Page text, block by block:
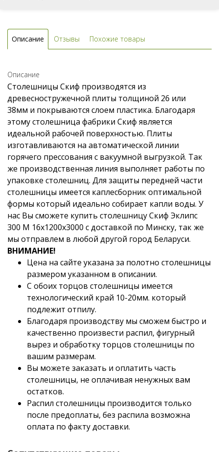
Описание Отзывы Похожие товары
Описание
Столешницы Скиф производятся из
древесностружечной плиты толщиной 26 или
38мм и покрываются слоем пластика. Благодаря
этому столешница фабрики Скиф является
идеальной рабочей поверхностью. Плиты
изготавливаются на автоматической линии
горячего прессования с вакуумной выгрузкой. Так
же производственная линия выполняет работы по
упаковке столешниц. Для защиты передней части
столешницы имеется каплесборник оптимальной
формы который идеально собирает капли воды. У
нас Вы сможете купить столешницу Скиф Эклипс
300 M 16x1200x3000 с доставкой по Минску, так же
мы отправлем в любой другой город Беларуси.
ВНИМАНИЕ!
Цена на сайте указана за полотно столешницы
размером указанном в описании.
С обоих торцов столешницы имеется
технологический край 10-20мм. который
подлежит отпилу.
Благодаря производству мы сможем быстро и
качественно произвести распил, фигурный
вырез и обработку торцов столешницы по
вашим размерам.
Вы можете заказать и оплатить часть
столешницы, не оплачивая ненужных вам
остатков.
Распил столешницы производится только
после предоплаты, без распила возможна
оплата по факту доставки.